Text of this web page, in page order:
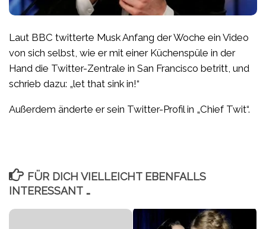
Laut BBC twitterte Musk Anfang der Woche ein Video
von sich selbst, wie er mit einer Küchenspüle in der
Hand die Twitter-Zentrale in San Francisco betritt, und
schrieb dazu: „let that sink in!“
Außerdem änderte er sein Twitter-Profil in „Chief Twit“.
FÜR DICH VIELLEICHT EBENFALLS
INTERESSANT …